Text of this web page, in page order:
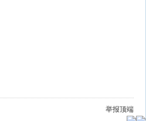
举报顶端